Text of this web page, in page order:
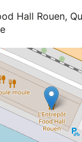
Hall Rouen,